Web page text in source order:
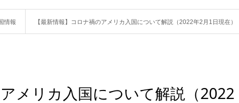
情報 【最新情報】コロナ禍のアメリカ入国について解説（2022年2月1日現在）
メリカ入国について解説（2022